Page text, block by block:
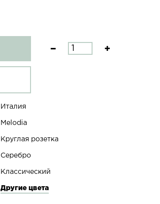
Италия
Melodia
Круглая розетка
Серебро
Классический
Другие цвета